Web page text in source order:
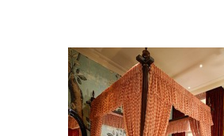
This page can't load